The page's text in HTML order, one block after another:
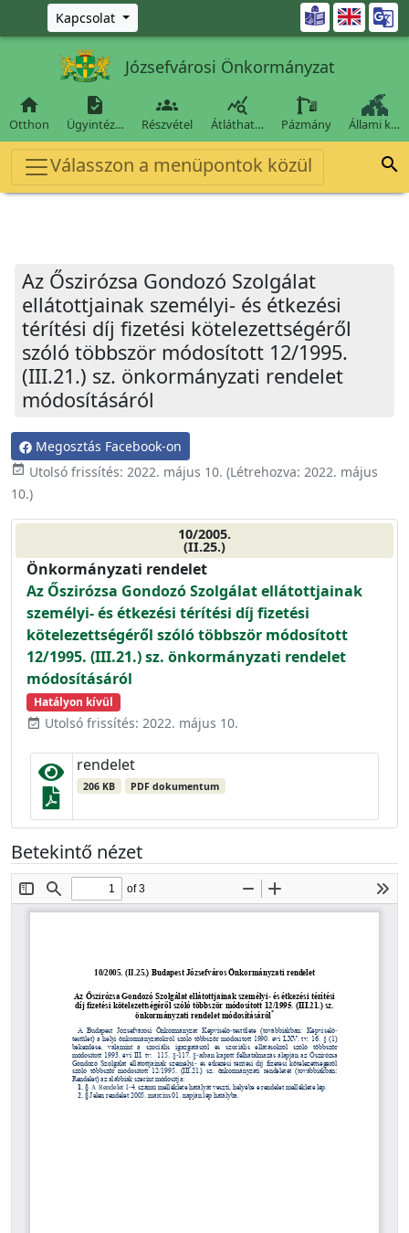
Ugrás a fő tartalomra
Kapcsolat 
Józsefvárosi Önkormányzat

Otthon

Ügyintéz…

Részvétel

Átláthat… Pázmány Állami k…
Válasszon a menüpontok közül 
Az Őszirózsa Gondozó Szolgálat
ellátottjainak személyi- és étkezési
térítési díj fizetési kötelezettségéről
szóló többször módosított 12/1995.
(III.21.) sz. önkormányzati rendelet
módosításáról
Megosztás Facebook-on
event_available Utolsó frissítés: 2022. május 10. (Létrehozva: 2022. május
10.)
10/2005.
(II.25.)
Önkormányzati rendelet
Az Őszirózsa Gondozó Szolgálat ellátottjainak
személyi- és étkezési térítési díj fizetési
kötelezettségéről szóló többször módosított
12/1995. (III.21.) sz. önkormányzati rendelet
módosításáról
Hatályon kívül
event_available Utolsó frissítés: 2022. május 10.
rendelet
206 KB PDF dokumentum
Betekintő nézet